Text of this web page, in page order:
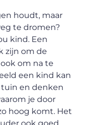
houdt, maar
te dromen?
kind. Een
zijn om de
om na te
een kind kan
en denken
je door
hoog komt. Het